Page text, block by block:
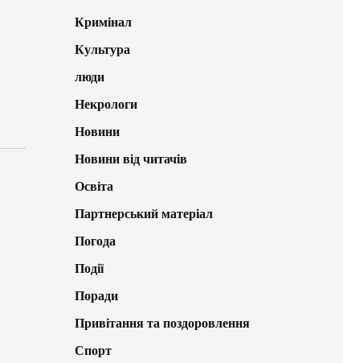
Кримінал
Культура
люди
Некрологи
Новини
Новини від читачів
Освіта
Партнерський матеріал
Погода
Події
Поради
Привітання та поздоровлення
Спорт